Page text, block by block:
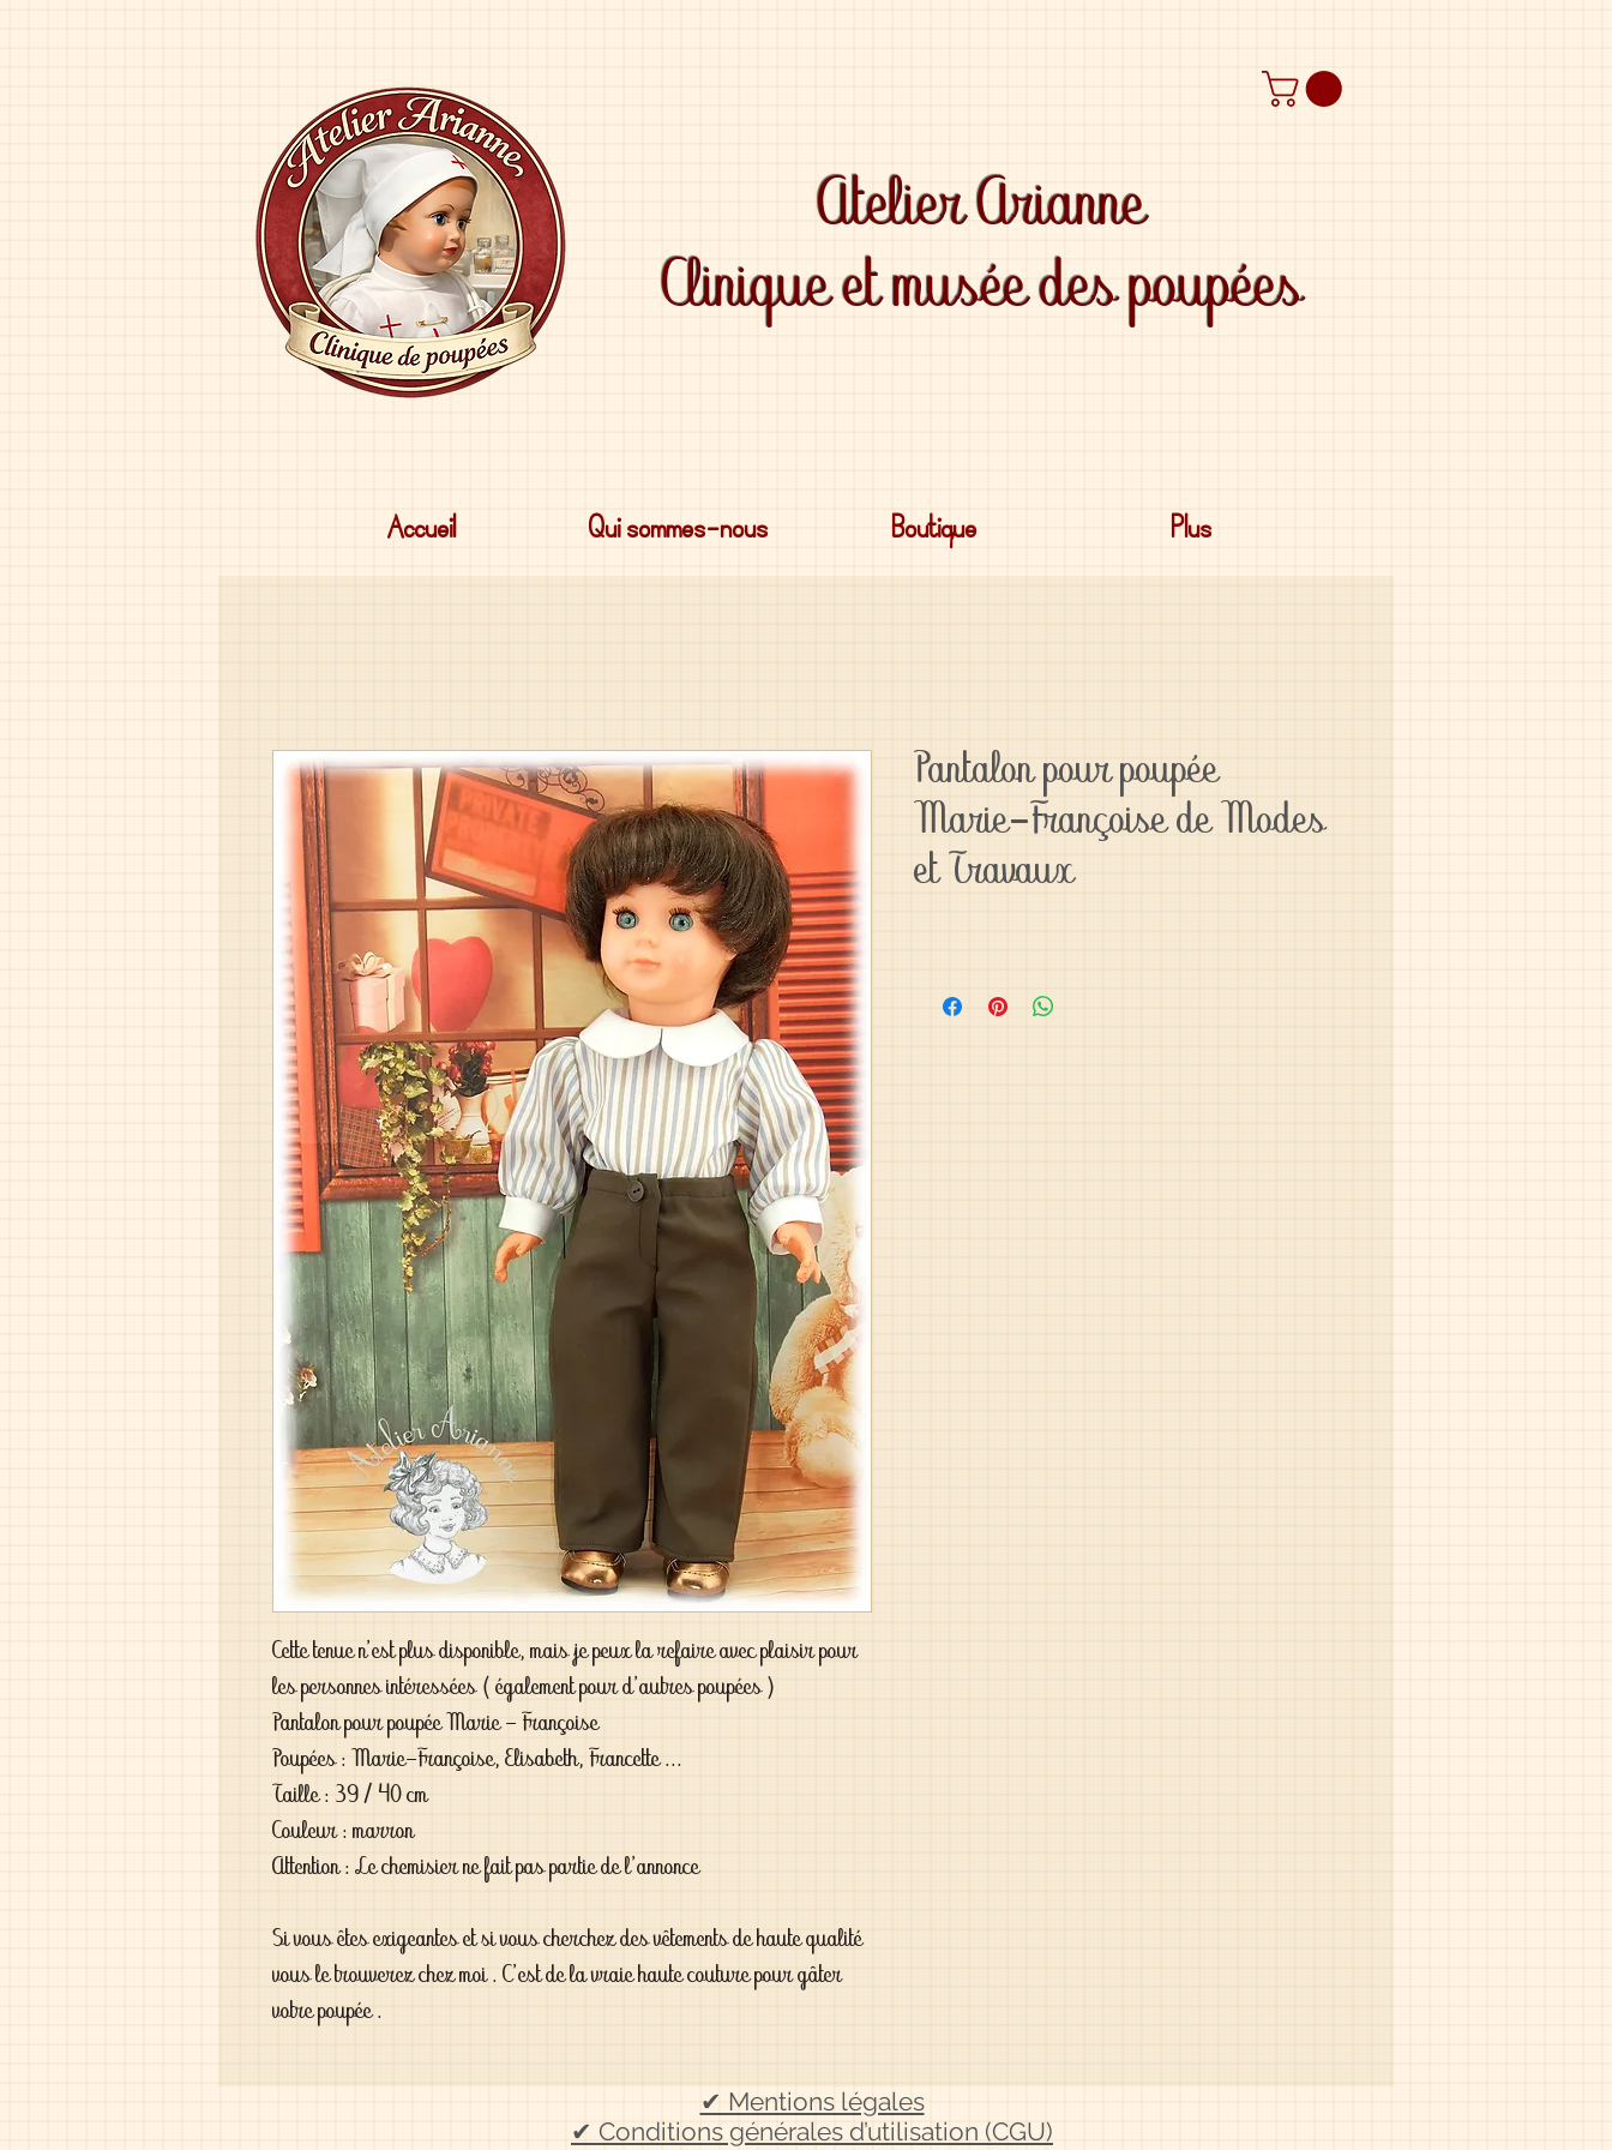
Atelier Arianne
Clinique et musée des poupées
Accueil Qui sommes-nous Boutique Plus
Cette tenue n'est plus disponible, mais je peux la refaire avec plaisir pour
les personnes intéressées ( également pour d'autres poupées )
Pantalon pour poupée Marie - Françoise
Poupées : Marie-Françoise, Elisabeth, Francette ...
Taille : 39 / 40 cm
Couleur : marron
Attention : Le chemisier ne fait pas partie de l'annonce
Si vous êtes exigeantes et si vous cherchez des vêtements de haute qualité
vous le trouverez chez moi . C'est de la vraie haute couture pour gâter
votre poupée .
Pantalon pour poupée
Marie-Françoise de Modes
et Travaux
✔ Mentions légales
✔ Conditions générales d’utilisation (CGU)